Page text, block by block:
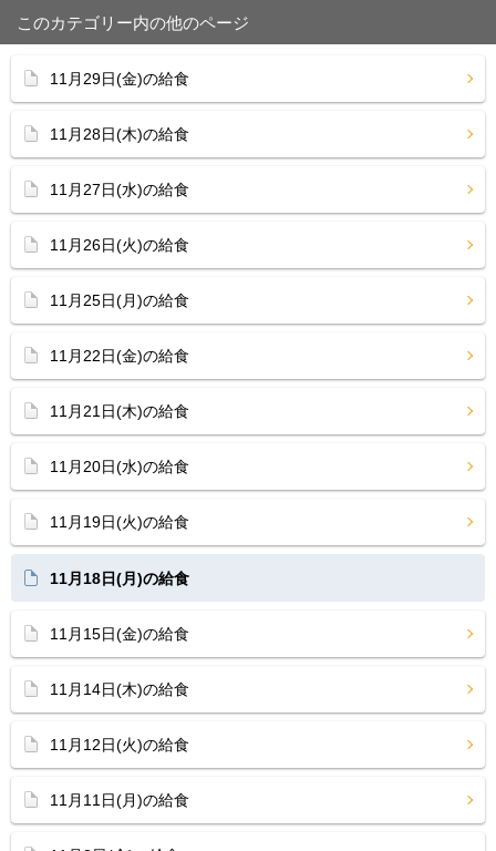
このカテゴリー内の他のページ
11月29日(金)の給食
11月28日(木)の給食
11月27日(水)の給食
11月26日(火)の給食
11月25日(月)の給食
11月22日(金)の給食
11月21日(木)の給食
11月20日(水)の給食
11月19日(火)の給食
11月18日(月)の給食
11月15日(金)の給食
11月14日(木)の給食
11月12日(火)の給食
11月11日(月)の給食